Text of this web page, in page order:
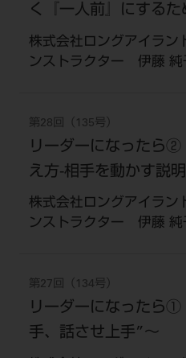
く『一人前』にするた
株式会社ロングアイラ
ンストラクター 伊藤 純
第28回（135号）
リーダーになったら
え方-相手を動かす説
株式会社ロングアイラ
ンストラクター 伊藤 純
第27回（134号）
リーダーになったら
手、話させ上手”～